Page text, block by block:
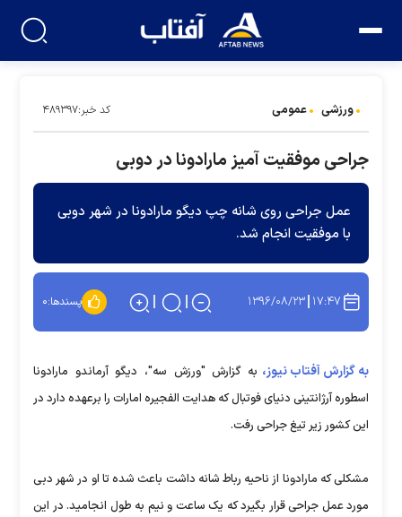
ورزشی عمومی کد خبر:۴۸۹۳۹۷
جراحی موفقیت آمیز مارادونا در دوبی
عمل جراحی روی شانه چپ دیگو مارادونا در شهر دوبی
با موفقیت انجام شد.
۱۷:۴۷ ۱۳۹۶/۰۸/۲۳ پسندها:۰
به گزارش آفتاب نیوز، به گزارش "ورزش سه"، دیگو آرماندو مارادونا
اسطوره آرژانتینی دنیای فوتبال که هدایت الفجیره امارات را بر‌عهده دارد در
این کشور زیر تیغ جراحی رفت.
مشکلی که مارادونا از ناحیه رباط شانه داشت باعث شده تا او در شهر دبی
مورد عمل جراحی قرار بگیرد که یک ساعت و نیم به طول انجامید. در این